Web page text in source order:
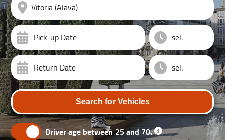
Pick-up Date
Return Date
Search for Vehicles
Driver age between 25 and 70.